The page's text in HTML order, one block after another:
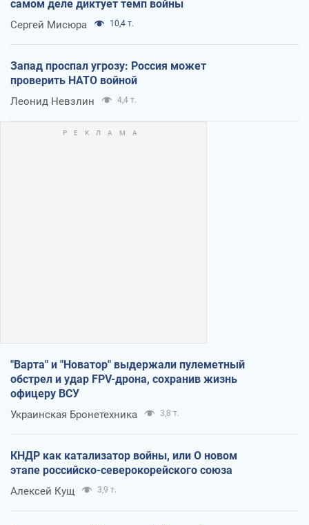
самом деле диктует темп войны
Сергей Мисюра 10,4 т.
Запад проспал угрозу: Россия может
проверить НАТО войной
Леонид Невзлин 4,4 т.
"Варта" и "Новатор" выдержали пулеметный
обстрел и удар FPV-дрона, сохранив жизнь
офицеру ВСУ
Украинская Бронетехника 3,8 т.
КНДР как катализатор войны, или О новом
этапе российско-северокорейского союза
Алексей Кущ 3,9 т.